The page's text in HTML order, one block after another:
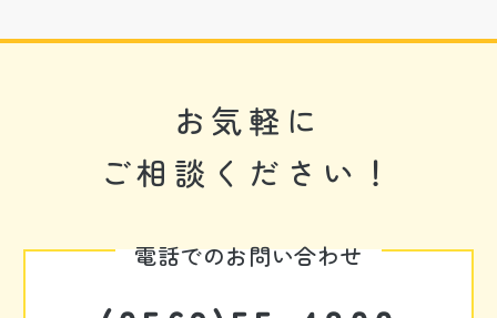
お気軽に
ご相談ください！
電話でのお問い合わせ